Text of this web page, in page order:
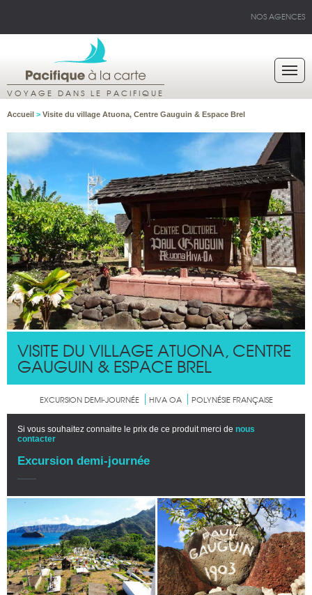
NOS AGENCES
VOYAGE DANS LE PACIFIQUE
Accueil > Visite du village Atuona, Centre Gauguin & Espace Brel
VISITE DU VILLAGE ATUONA, CENTRE
GAUGUIN & ESPACE BREL
EXCURSION DEMI-JOURNÉE HIVA OA POLYNÉSIE FRANÇAISE
Si vous souhaitez connaitre le prix de ce produit merci de nous
contacter
Excursion demi-journée